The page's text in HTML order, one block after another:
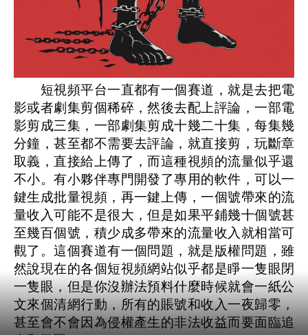
短視頻平台一直都有一個賽道，就是去把電
影或者劇集剪個稀碎，然後去配上評論，一部電
影剪成三集，一部劇集剪成十幾二十集，每集幾
分鐘，甚至都不需要去評論，就直接剪，玩斷章
取義，直接給上傳了，而這種視頻的流量似乎還
不小。有小夥伴專門開發了專用的軟件，可以一
鍵生成批量視頻，再一鍵上傳，一個號帶來的流
量收入可能不是很大，但是如果平鋪幾十個號甚
至幾百個號，積少成多帶來的流量收入就相當可
觀了。這個賽道有一個問題，就是版權問題，雖
然說現在的各個短視頻網站似乎都是睜一隻眼閉
一隻眼，但是你沒辦法預料什麼時候就會一紙公
文來個清網行動，所有的賬號和收入一夜歸零，
甚至會不會因為侵權產生的非法收益而要面臨追